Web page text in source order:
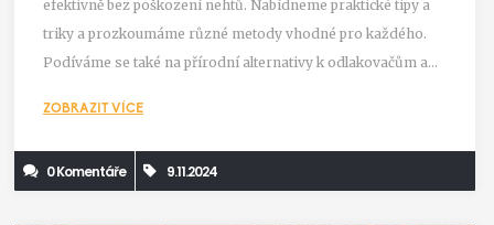
efektivně bez poškození nehtů. Nabídneme praktické tipy a
triky a prozkoumáme různé metody vhodné pro každého.
Podíváme se také na přírodní alternativy k odlakovačům a
ZOBRAZIT VÍCE
0 Komentáře 9.11.2024